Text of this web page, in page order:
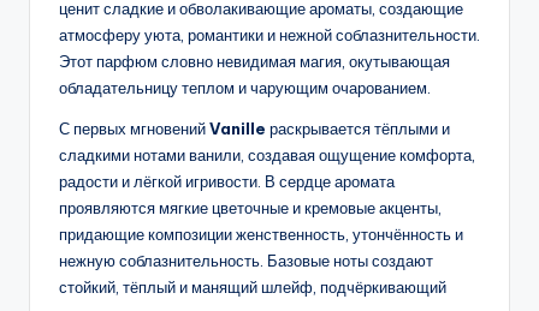
ценит сладкие и обволакивающие ароматы, создающие
атмосферу уюта, романтики и нежной соблазнительности.
Этот парфюм словно невидимая магия, окутывающая
обладательницу теплом и чарующим очарованием.
С первых мгновенийVanille раскрывается тёплыми и
сладкими нотами ванили, создавая ощущение комфорта,
радости и лёгкой игривости. В сердце аромата
проявляются мягкие цветочные и кремовые акценты,
придающие композиции женственность, утончённость и
нежную соблазнительность. Базовые ноты создают
стойкий, тёплый и манящий шлейф, подчёркивающий